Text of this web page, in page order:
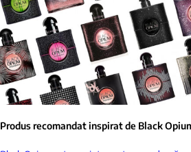
Produs recomandat inspirat de Black